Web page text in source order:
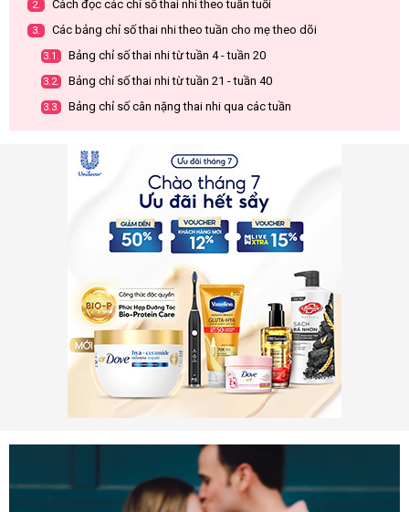
2. Cách đọc các chỉ số thai nhi theo tuần tuổi
3. Các bảng chỉ số thai nhi theo tuần cho mẹ theo dõi
3.1. Bảng chỉ số thai nhi từ tuần 4 - tuần 20
3.2. Bảng chỉ số thai nhi từ tuần 21 - tuần 40
3.3. Bảng chỉ số cân nặng thai nhi qua các tuần